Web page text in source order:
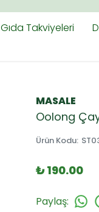
Gıda Takviyeleri
MASALE
Oolong
Ürün Kodu:
₺ 190.00
Paylaş: